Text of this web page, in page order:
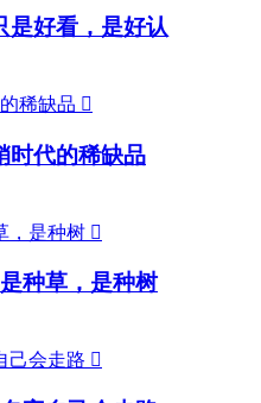
是好看，是好认

时代的稀缺品

种草，是种树
